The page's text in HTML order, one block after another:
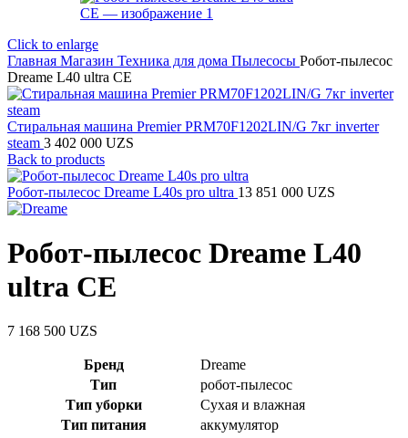
Click to enlarge
Главная Магазин Техника для дома Пылесосы Робот-пылесос
Dreame L40 ultra CE
Стиральная машина Premier PRM70F1202LIN/G 7кг inverter
steam 3 402 000 UZS
Back to products
Робот-пылесос Dreame L40s pro ultra 13 851 000 UZS
Робот-пылесос Dreame L40
ultra CE
7 168 500 UZS
Бренд
Dreame
Тип
робот-пылесос
Тип уборки
Сухая и влажная
Тип питания
аккумулятор